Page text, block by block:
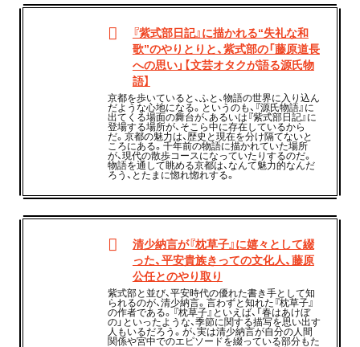
『紫式部日記』に描かれる“失礼な和
歌”のやりとりと、紫式部の「藤原道長
への思い」【文芸オタクが語る源氏物
語】
京都を歩いていると、ふと、物語の世界に入り込ん
だような心地になる。というのも、『源氏物語』に
出てくる場面の舞台が、あるいは『紫式部日記』に
登場する場所が、そこら中に存在しているから
だ。京都の魅力は、歴史と現在を分け隔てないと
ころにある。千年前の物語に描かれていた場所
が、現代の散歩コースになっていたりするのだ。
物語を通して眺める京都は、なんて魅力的なんだ
ろう、とたまに惚れ惚れする。
清少納言が『枕草子』に嬉々として綴
った、平安貴族きっての文化人、藤原
公任とのやり取り
紫式部と並び、平安時代の優れた書き手として知
られるのが、清少納言。言わずと知れた『枕草子』
の作者である。『枕草子』といえば、「春はあけぼ
の」といったような、季節に関する描写を思い出す
人もいるだろう。が、実は清少納言が自分の人間
関係や宮中でのエピソードを綴っている部分もた